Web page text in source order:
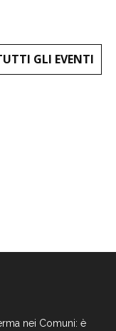
GLI EVENTI
nei Comuni: è